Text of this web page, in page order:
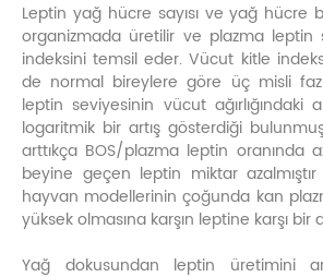
Leptin yağ hücre sayısı ve yağ hücre
organizmada üretilir ve plazma
indeksini temsil eder. Vücut kitle
de normal bireylere göre üç misli
leptin seviyesinin vücut ağırlığındaki
logaritmik bir artış gösterdiği
arttıkça BOS/plazma leptin oranında
beyine geçen leptin miktar
hayvan modellerinin çoğunda kan
yüksek olmasına karşın leptine karşı bir
Yağ dokusundan leptin üretimini